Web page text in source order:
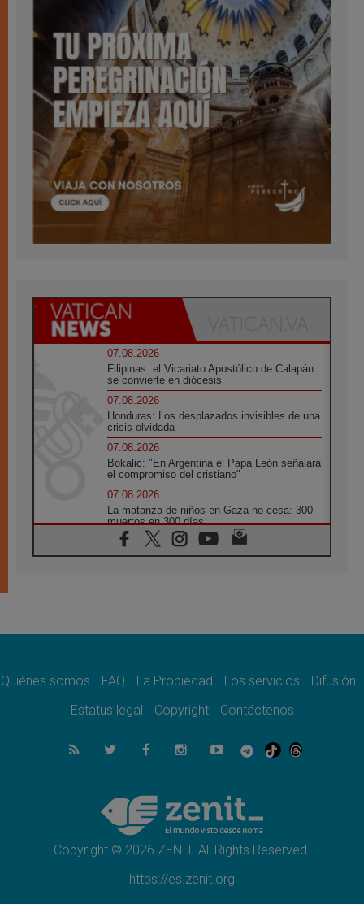
07.08.2026
Filipinas: el Vicariato Apostólico de Calapán
se convierte en diócesis
07.08.2026
Honduras: Los desplazados invisibles de una
crisis olvidada
07.08.2026
Bokalic: "En Argentina el Papa León señalará
el compromiso del cristiano"
07.08.2026
La matanza de niños en Gaza no cesa: 300
muertos en 300 días
07.08.2026
Tagle: La guerra desfigura el mundo, solo la
como misión al servicio del Evangelio
SIGNIS 2026, dar voz a las religiosas en el
07.08.2026
Lanzan un proyecto de empoderamiento
Programa oficial del Viaje Apostólico del
Papa León XIV a Francia
Quiénes somos FAQ La Propiedad Los servicios
Difusión
Estatus legal
Copyright Contáctenos
Copyright © 2026 ZENIT. All Rights Reserved.
https://es.zenit.org